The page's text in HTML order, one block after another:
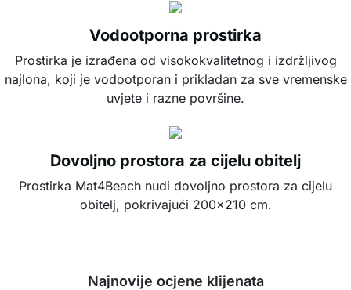
Vodootporna prostirka
Prostirka je izrađena od visokokvalitetnog i izdržljivog
najlona, koji je vodootporan i prikladan za sve vremenske
uvjete i razne površine.
Dovoljno prostora za cijelu obitelj
Prostirka Mat4Beach nudi dovoljno prostora za cijelu
obitelj, pokrivajući 200x210 cm.
Najnovije ocjene klijenata